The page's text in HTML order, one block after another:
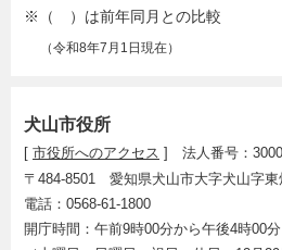
犬山市役所
[ 市役所へのアクセス ] 法人番号：
〒484-8501 愛知県犬山市大字犬山字東
電話：0568-61-1800
開庁時間：午前9時00分から午後4時00分
※（ ）は前年同月との比較
（令和8年7月1日現在）